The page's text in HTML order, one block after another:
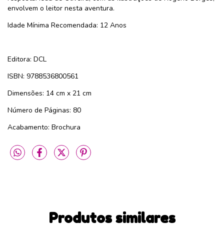
envolvem o leitor nesta aventura.
Idade Mínima Recomendada: 12 Anos
Editora: DCL
ISBN: 9788536800561
Dimensões: 14 cm x 21 cm
Número de Páginas: 80
Acabamento: Brochura
Produtos similares